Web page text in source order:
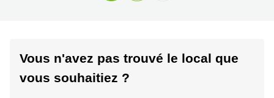
Vous n'avez pas trouvé le local que
vous souhaitiez ?